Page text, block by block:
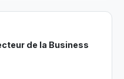
de la Business